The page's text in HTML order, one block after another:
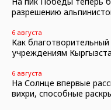
разрешению
6 августа
Как
учреждениям
6 августа
На Солнце впервые
вихри, способные